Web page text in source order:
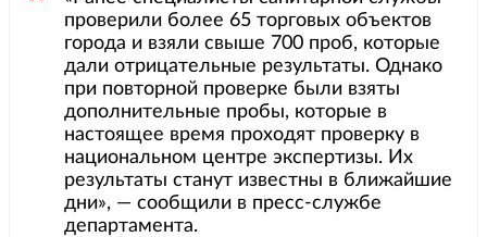
проверили более 65 торговых объектов
города и взяли свыше 700 проб, которые
дали отрицательные результаты. Однако
при повторной проверке были взяты
дополнительные пробы, которые в
настоящее время проходят проверку в
национальном центре экспертизы. Их
результаты станут известны в ближайшие
дни», — сообщили в пресс-службе
департамента.